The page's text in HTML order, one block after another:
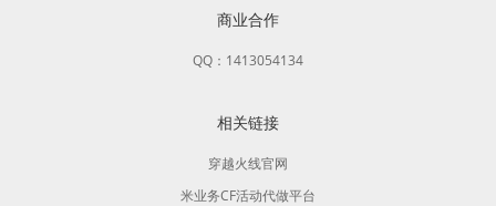
商业合作
QQ：1413054134
相关链接
穿越火线官网
米业务CF活动代做平台